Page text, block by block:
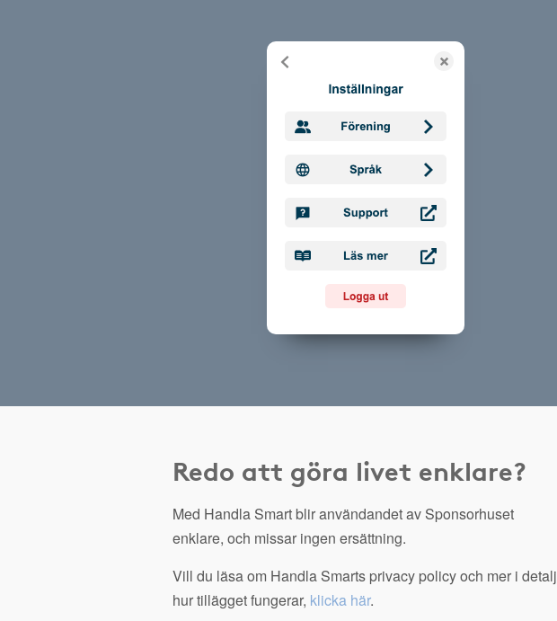
Redo att göra livet enklare?
Med Handla Smart blir användandet av Sponsorhuset
enklare, och missar ingen ersättning.
Vill du läsa om Handla Smarts privacy policy och mer i detalj
hur tillägget fungerar, klicka här.